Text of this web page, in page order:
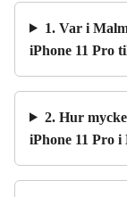
1. Var i
iPhone 11 Pro
2. Hur
iPhone 11 Pro i